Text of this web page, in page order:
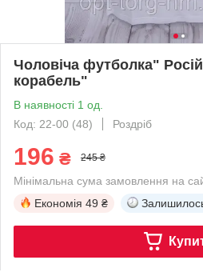
Чоловіча футболка"
корабель"
В наявності 1 од.
Код: 22-00 (48)
Роздріб
196 ₴ 245 ₴
Мінімальна сума замовлення на
Економія 49 ₴